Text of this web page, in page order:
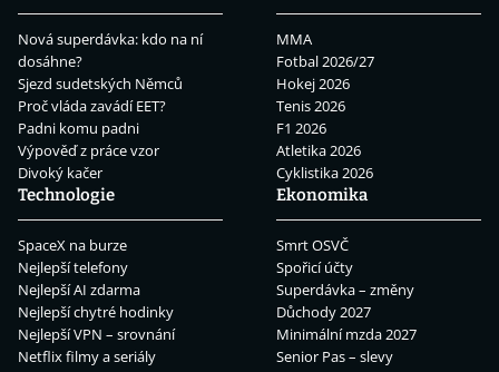
Nová superdávka: kdo na ní
dosáhne?
Sjezd sudetských Němců
Proč vláda zavádí EET?
Padni komu padni
Výpověď z práce vzor
Divoký kačer
MMA
Fotbal 2026/27
Hokej 2026
Tenis 2026
F1 2026
Atletika 2026
Cyklistika 2026
Technologie
SpaceX na burze
Nejlepší telefony
Nejlepší AI zdarma
Nejlepší chytré hodinky
Nejlepší VPN – srovnání
Netflix filmy a seriály
Ekonomika
Smrt OSVČ
Spořicí účty
Superdávka – změny
Důchody 2027
Minimální mzda 2027
Senior Pas – slevy